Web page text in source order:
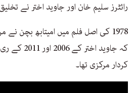
رائٹرز سلیم خان اور جاوید اختر نے
1978 کی اصل فلم میں امیتابھ بچن نے
کہ جاوید
کردار مرکزی تھا۔